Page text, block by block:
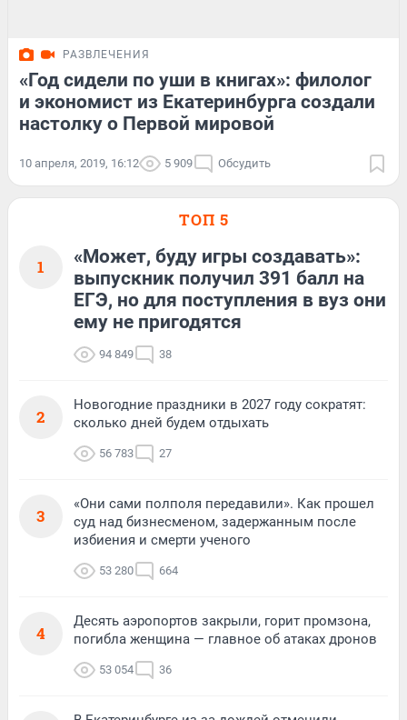
РАЗВЛЕЧЕНИЯ
«Год сидели по уши в книгах»: филолог
и экономист из Екатеринбурга создали
настолку о Первой мировой
10 апреля, 2019, 16:12 5 909 Обсудить
ТОП 5
1
«Может, буду игры создавать»:
выпускник получил 391 балл на
ЕГЭ, но для поступления в вуз они
ему не пригодятся
94 849 38
2
Новогодние праздники в 2027 году сократят:
сколько дней будем отдыхать
56 783 27
3
«Они сами полполя передавили». Как прошел
суд над бизнесменом, задержанным после
избиения и смерти ученого
53 280 664
4
Десять аэропортов закрыли, горит промзона,
погибла женщина — главное об атаках дронов
53 054 36